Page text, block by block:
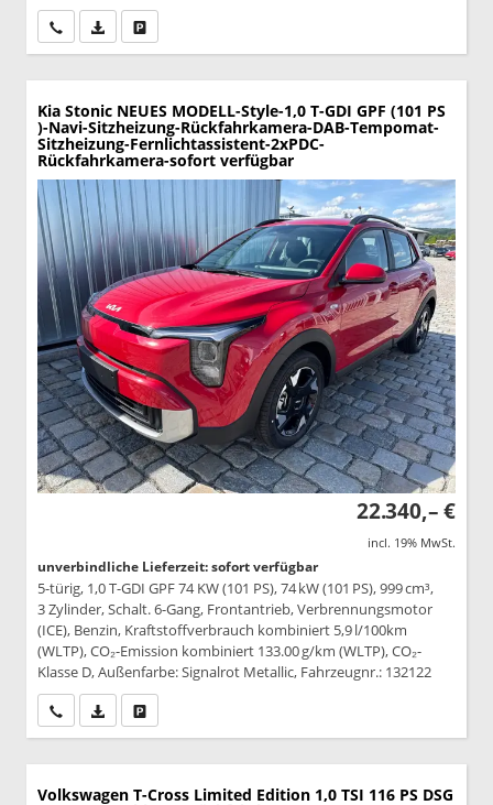
Wir rufen Sie anPDF-Datei, Fahrzeugexposé drucken
Kia Stonic NEUES MODELL-Style-1,0 T-GDI GPF (101 PS
)-Navi-Sitzheizung-Rückfahrkamera-DAB-Tempomat-
Sitzheizung-Fernlichtassistent-2xPDC-
Rückfahrkamera-sofort verfügbar
22.340,– €
incl. 19% MwSt.
unverbindliche Lieferzeit: sofort verfügbar
5-türig, 1,0 T-GDI GPF 74 KW (101 PS), 74 kW (101 PS), 999 cm³,
3 Zylinder, Schalt. 6-Gang, Frontantrieb, Verbrennungsmotor
(ICE), Benzin, Kraftstoffverbrauch kombiniert 5,9 l/100km
(WLTP), CO₂-Emission kombiniert 133.00 g/km (WLTP), CO₂-
Klasse D, Außenfarbe: Signalrot Metallic, Fahrzeugnr.: 132122
Wir rufen Sie anPDF-Datei, Fahrzeugexposé drucken
Volkswagen T-Cross Limited Edition 1,0 TSI 116 PS DSG